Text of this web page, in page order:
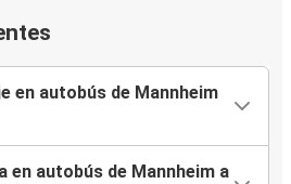
en autobús de Mannheim
en autobús de Mannheim a